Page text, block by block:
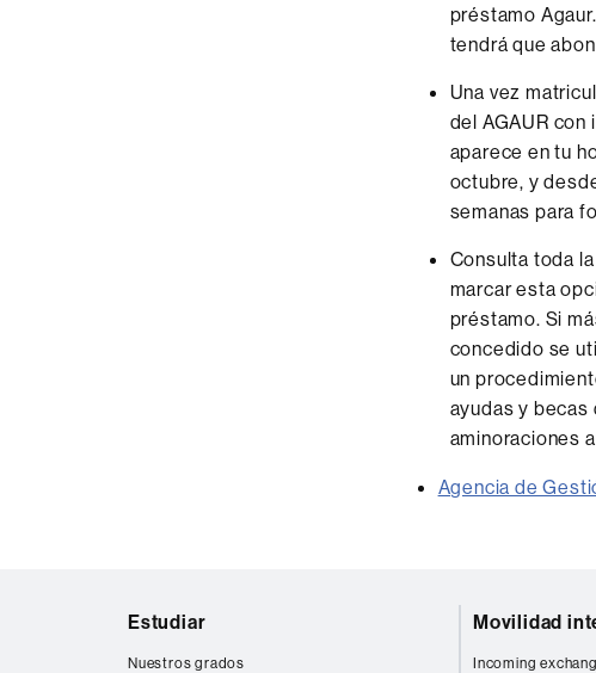
préstamo
tendrá que
Una vez
del AGAUR
aparece en tu
octubre, y
semanas para
Consulta toda
marcar esta
préstamo. Si
concedido se
un
ayudas y
aminoraciones
Agencia de
Estudiar
Nuestros grados
Movilidad
Incoming